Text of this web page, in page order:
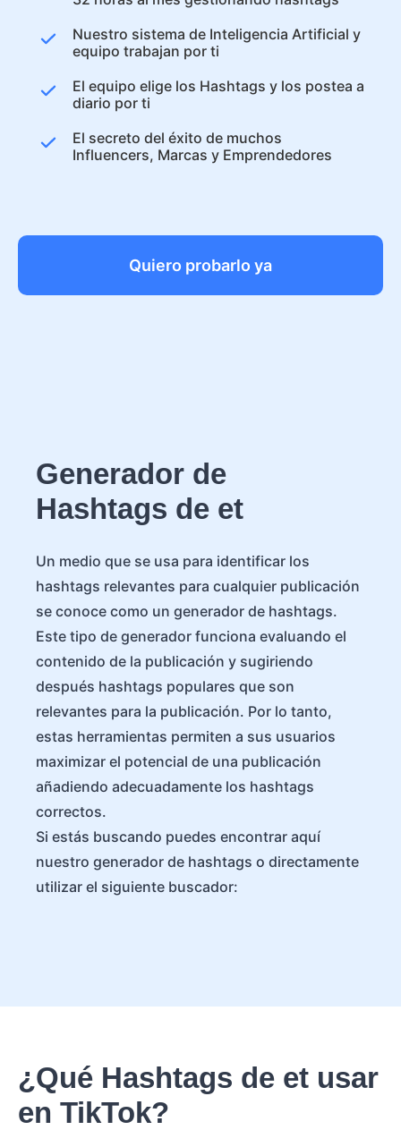
Nuestro sistema de Inteligencia Artificial y
equipo trabajan por ti
El equipo elige los Hashtags y los postea a
diario por ti
El secreto del éxito de muchos
Influencers, Marcas y Emprendedores
Quiero probarlo ya
Generador de
Hashtags de et
Un medio que se usa para identificar los
hashtags relevantes para cualquier publicación
se conoce como un generador de hashtags.
Este tipo de generador funciona evaluando el
contenido de la publicación y sugiriendo
después hashtags populares que son
relevantes para la publicación. Por lo tanto,
estas herramientas permiten a sus usuarios
maximizar el potencial de una publicación
añadiendo adecuadamente los hashtags
correctos.
Si estás buscando puedes encontrar aquí
nuestro generador de hashtags o directamente
utilizar el siguiente buscador:
¿Qué Hashtags de et usar
en TikTok?